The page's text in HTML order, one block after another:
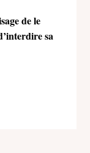
de le
sa